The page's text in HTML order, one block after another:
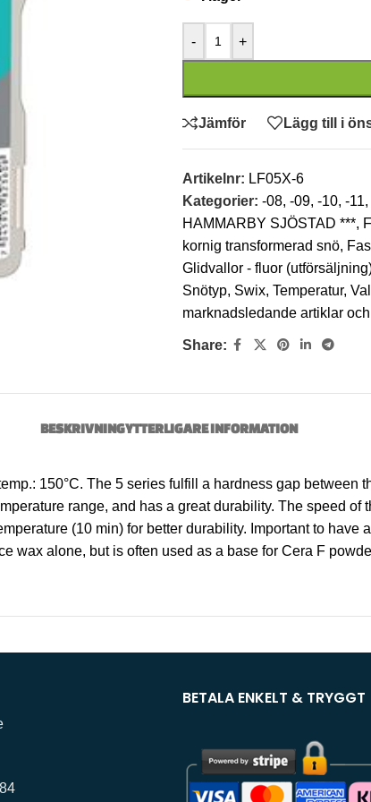
- +
Jämför Lägg till i
Artikelnr: LF05X-6
Kategorier: -08, -09, -10, -11,
HAMMARBY SJÖSTAD ***,
kornig transformerad snö,
Glidvallor - fluor
Snötyp, Swix, Temperatur,
marknadsledande artiklar
Share:
BESKRIVNINGYTTERLIGARE INFORMATION
150°C. The 5 series fulfill a hardness gap between
range, and has a great durability. The speed of
(10 min) for better durability. Important to have
wax alone, but is often used as a base for Cera F
BETALA ENKELT & TRYGGT